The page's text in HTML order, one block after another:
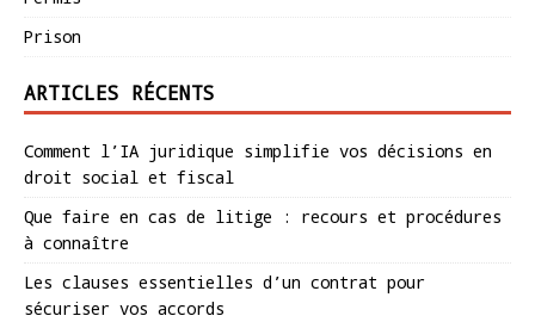
Prison
ARTICLES RÉCENTS
Comment l’IA juridique simplifie vos décisions en
droit social et fiscal
Que faire en cas de litige : recours et procédures
à connaître
Les clauses essentielles d’un contrat pour
sécuriser vos accords